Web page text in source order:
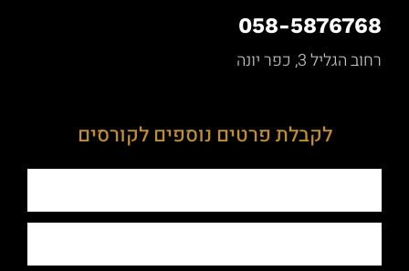
058-5876768
רחוב הגליל 3, כפר יונה
לקבלת פרטים נוספים לקורסים